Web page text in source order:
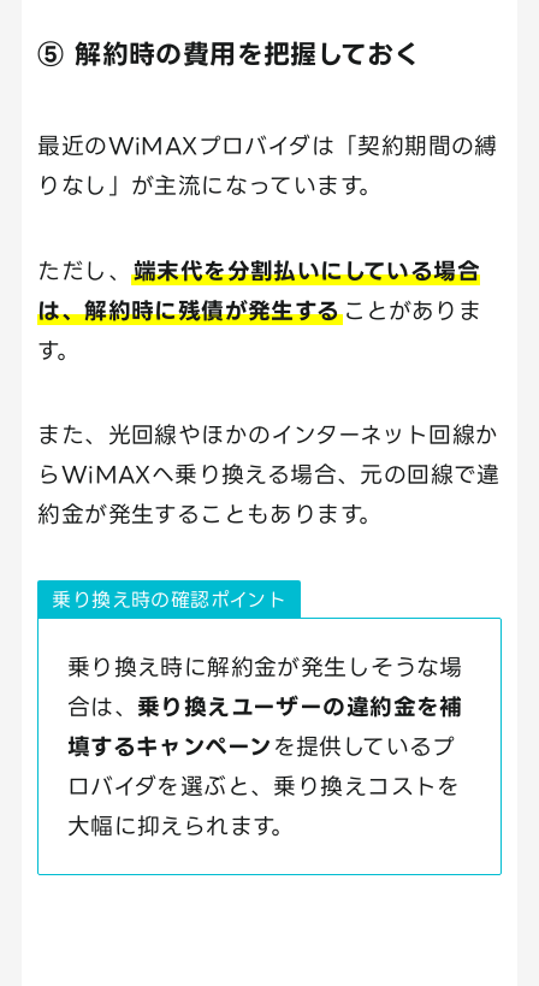
⑤ 解約時の費用を把握しておく
最近のWiMAXプロバイダは「契約期間の縛
りなし」が主流になっています。
ただし、 端末代を分割払いにしている場合
は、解約時に残債が発生することがありま
す。
また、光回線やほかのインターネット回線か
らWiMAXへ乗り換える場合、元の回線で違
約金が発生することもあります。
乗り換え時の確認ポイント
乗り換え時に解約金が発生しそうな場
合は、 乗り換えユーザーの違約金を補
填するキャンペーン を提供しているプ
ロバイダを選ぶと、乗り換えコストを
大幅に抑えられます。